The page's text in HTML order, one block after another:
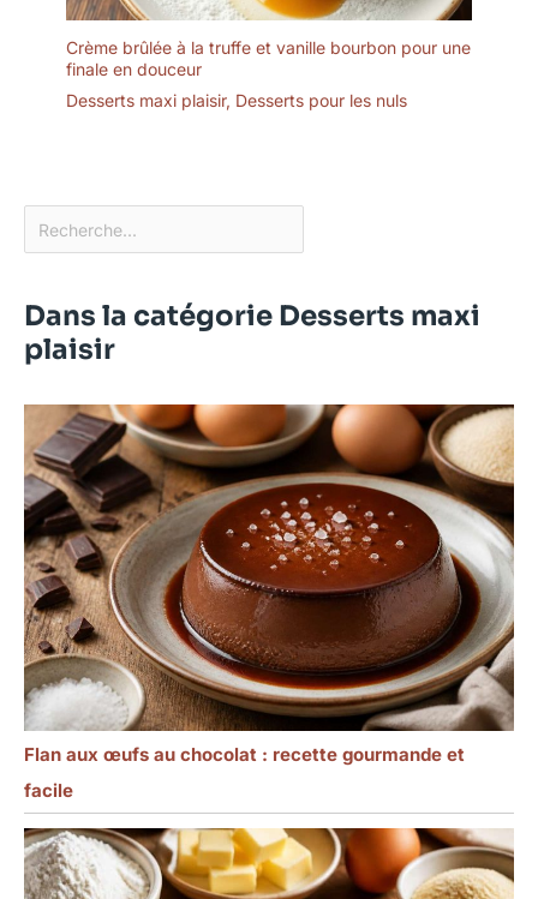
Crème brûlée à la truffe et vanille bourbon pour une
finale en douceur
Desserts maxi plaisir, Desserts pour les nuls
Dans la catégorie Desserts maxi
plaisir
Flan aux œufs au chocolat : recette gourmande et
facile